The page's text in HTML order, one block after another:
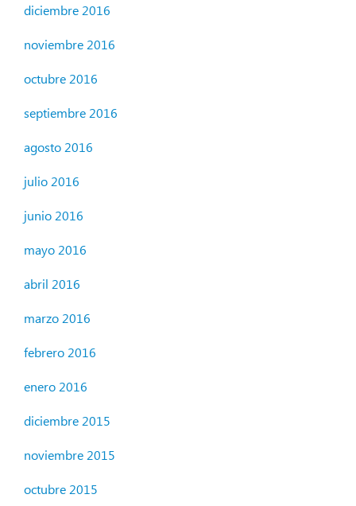
diciembre 2016
noviembre 2016
octubre 2016
septiembre 2016
agosto 2016
julio 2016
junio 2016
mayo 2016
abril 2016
marzo 2016
febrero 2016
enero 2016
diciembre 2015
noviembre 2015
octubre 2015